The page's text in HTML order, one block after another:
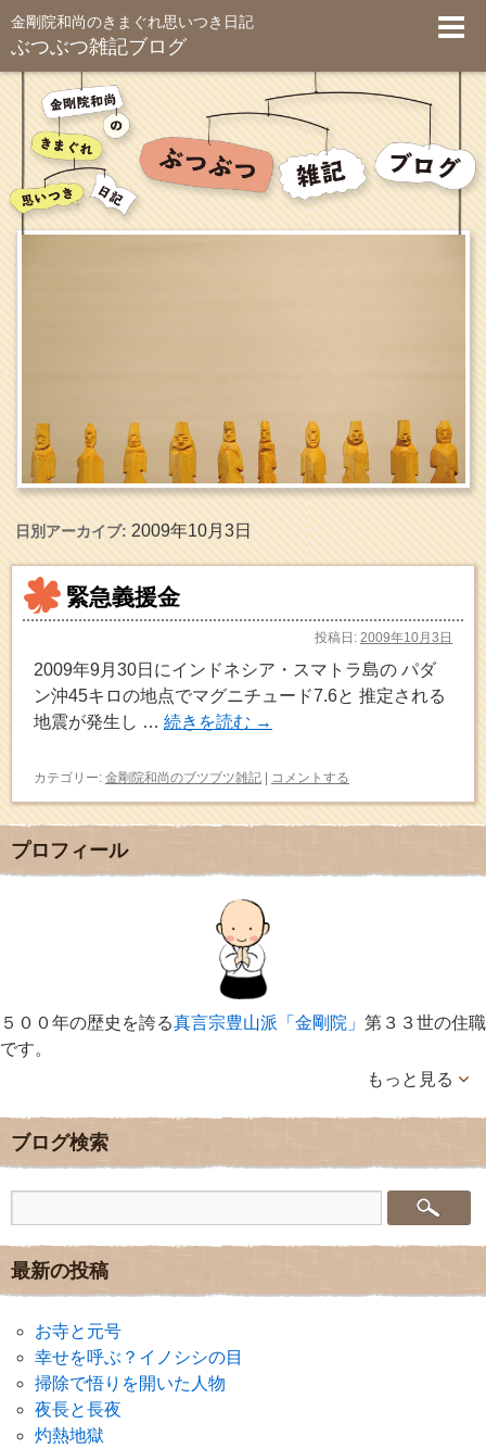
金剛院和尚のきまぐれ思いつき日記
ぶつぶつ雑記ブログ
日別アーカイブ:2009年10月3日
緊急義援金
投稿日: 2009年10月3日
2009年9月30日にインドネシア・スマトラ島の パダ
ン沖45キロの地点でマグニチュード7.6と 推定される
地震が発生し … 続きを読む →
カテゴリー: 金剛院和尚のブツブツ雑記 | コメントする
プロフィール
５００年の歴史を誇る真言宗豊山派「金剛院」 第３３世の住職
です。
もっと見る
ブログ検索
最新の投稿
お寺と元号
幸せを呼ぶ？イノシシの目
掃除で悟りを開いた人物
夜長と長夜
灼熱地獄